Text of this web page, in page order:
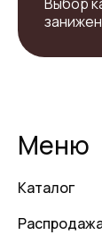
Выбор
Меню
Каталог